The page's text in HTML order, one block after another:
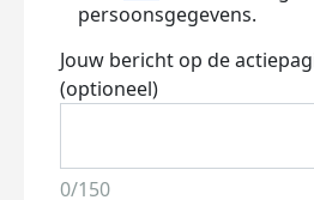
persoonsgegevens.
Jouw bericht op de
(optioneel)
0/150